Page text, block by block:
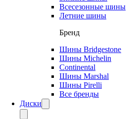
Всесезонные шины
Летние шины
Бренд
Шины Bridgestone
Шины Michelin
Continental
Шины Marshal
Шины Pirelli
Все бренды
Диски